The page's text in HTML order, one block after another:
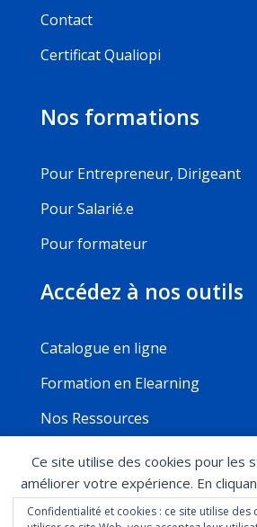
Ce site utilise des cookies pour les
améliorer votre expérience. En
consentez à notre utilisation des
Contact
Certificat Qualiopi
Nos formations
Pour Entrepreneur, Dirigeant
Pour Salarié.e
Pour formateur
Accédez à nos outils
Catalogue en ligne
Formation en Elearning
Nos Ressources
Mentions légales Politique de
Conditions générales de
Confidentialité et cookies : ce site utilise des